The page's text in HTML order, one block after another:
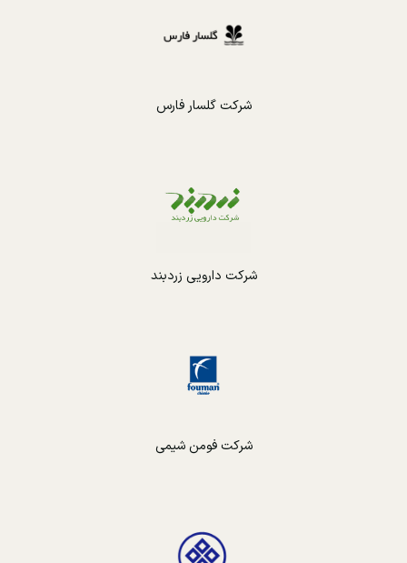
شرکت گلسار فارس
شرکت دارویی زردبند
شرکت فومن شیمی